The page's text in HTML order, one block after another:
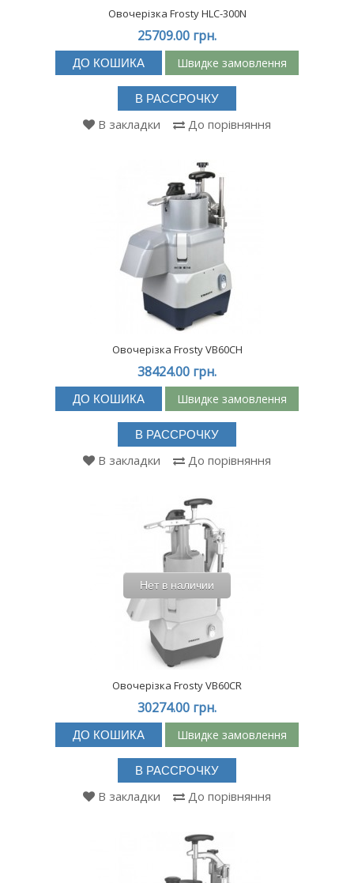
Овочерізка Frosty HLC-300N
25709.00 грн.
ДО КОШИКА Швидке замовлення
В РАССРОЧКУ
В закладки До порівняння
Овочерізка Frosty VB60CH
38424.00 грн.
ДО КОШИКА Швидке замовлення
В РАССРОЧКУ
В закладки До порівняння
Нет в наличии
Овочерізка Frosty VB60CR
30274.00 грн.
ДО КОШИКА Швидке замовлення
В РАССРОЧКУ
В закладки До порівняння